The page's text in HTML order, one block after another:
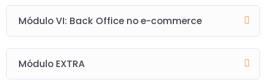
Módulo VI: Back Office no e-commerce
Módulo EXTRA